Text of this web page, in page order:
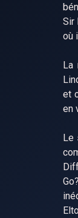
Sir
où
La
et
en
Le